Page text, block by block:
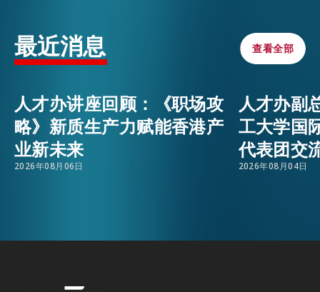
在港营商
活动情报
最新消息
WECHAT
EMAIL
最近消息 查看全部
查看全部
人才办讲座回顾：《职场攻
略》新质生产力赋能香港产
业新未来
2026年08月06日
人才办副
工大学国
代表团交
2026年08月04日